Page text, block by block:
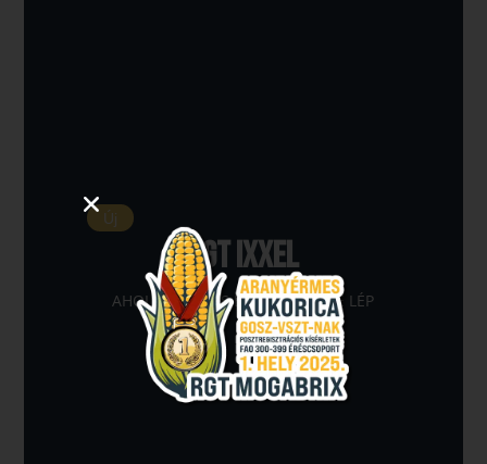
Új
RGT IXXEL
AHOL A TERMÉS EXTRA SZINTRE LÉP